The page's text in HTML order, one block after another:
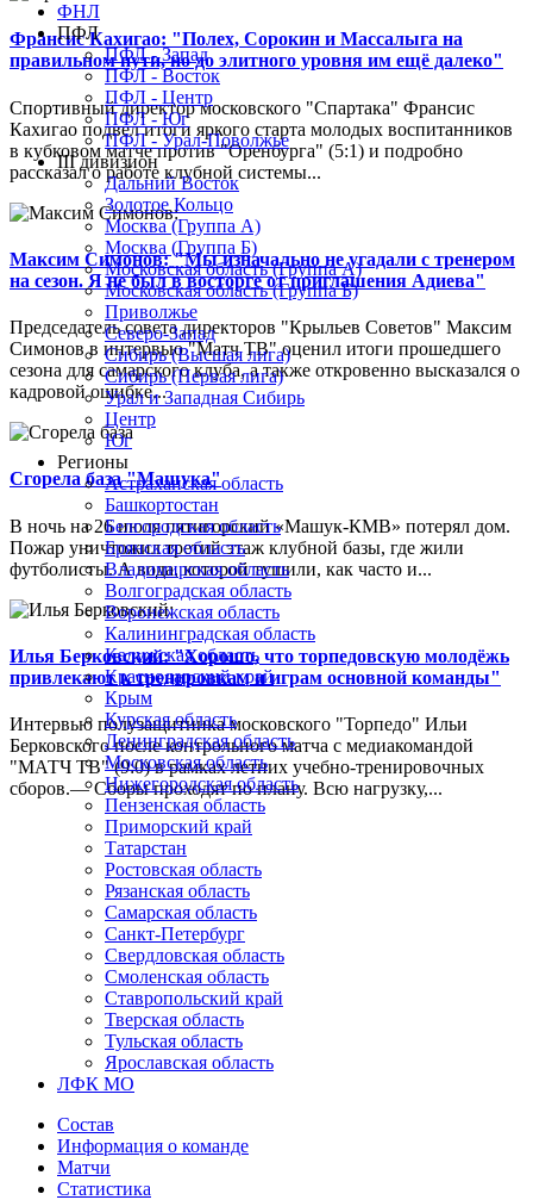
Франсис Кахигао: "Полех, Сорокин и Массалыга на
правильном пути, но до элитного уровня им ещё далеко"
Спортивный директор московского "Спартака" Франсис
Кахигао подвел итоги яркого старта молодых воспитанников
в кубковом матче против "Оренбурга" (5:1) и подробно
рассказал о работе клубной системы...
Максим Симонов: "Мы изначально не угадали с тренером
на сезон. Я не был в восторге от приглашения Адиева"
Председатель совета директоров "Крыльев Советов" Максим
Симонов в интервью "Матч ТВ" оценил итоги прошедшего
сезона для самарского клуба, а также откровенно высказался о
кадровой ошибке...
Сгорела база "Машука"
В ночь на 26 июля пятигорский «Машук-КМВ» потерял дом.
Пожар уничтожил третий этаж клубной базы, где жили
футболисты. А вода, которой тушили, как часто и...
Илья Берковский: "Хорошо, что торпедовскую молодёжь
привлекают к тренировкам и играм основной команды"
Интервью полузащитника московского "Торпедо" Ильи
Берковского после контрольного матча с медиакомандой
"МАТЧ ТВ" (9:0) в рамках летних учебно-тренировочных
сборов.— Сборы проходят по плану. Всю нагрузку,...
ФНЛ
ПФЛ
ПФЛ - Запад
ПФЛ - Восток
ПФЛ - Центр
ПФЛ - Юг
ПФЛ - Урал-Поволжье
III дивизион
Дальний Восток
Золотое Кольцо
Москва (Группа А)
Москва (Группа Б)
Московская область (Группа А)
Московская область (Группа Б)
Приволжье
Северо-Запад
Сибирь (Высшая лига)
Сибирь (Первая лига)
Урал и Западная Сибирь
Центр
Юг
Регионы
Астраханская область
Башкортостан
Белгородская область
Брянская область
Владимирская область
Волгоградская область
Воронежская область
Калининградская область
Калужская область
Краснодарский край
Крым
Курская область
Ленинградская область
Московская область
Нижегородская область
Пензенская область
Приморский край
Татарстан
Ростовская область
Рязанская область
Самарская область
Санкт-Петербург
Свердловская область
Смоленская область
Ставропольский край
Тверская область
Тульская область
Ярославская область
ЛФК МО
Состав
Информация о команде
Матчи
Статистика